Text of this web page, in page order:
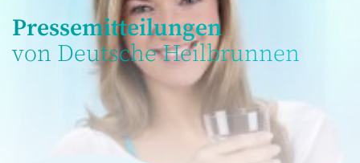
Pressemitteilungen
von Deutsche Heilbrunnen